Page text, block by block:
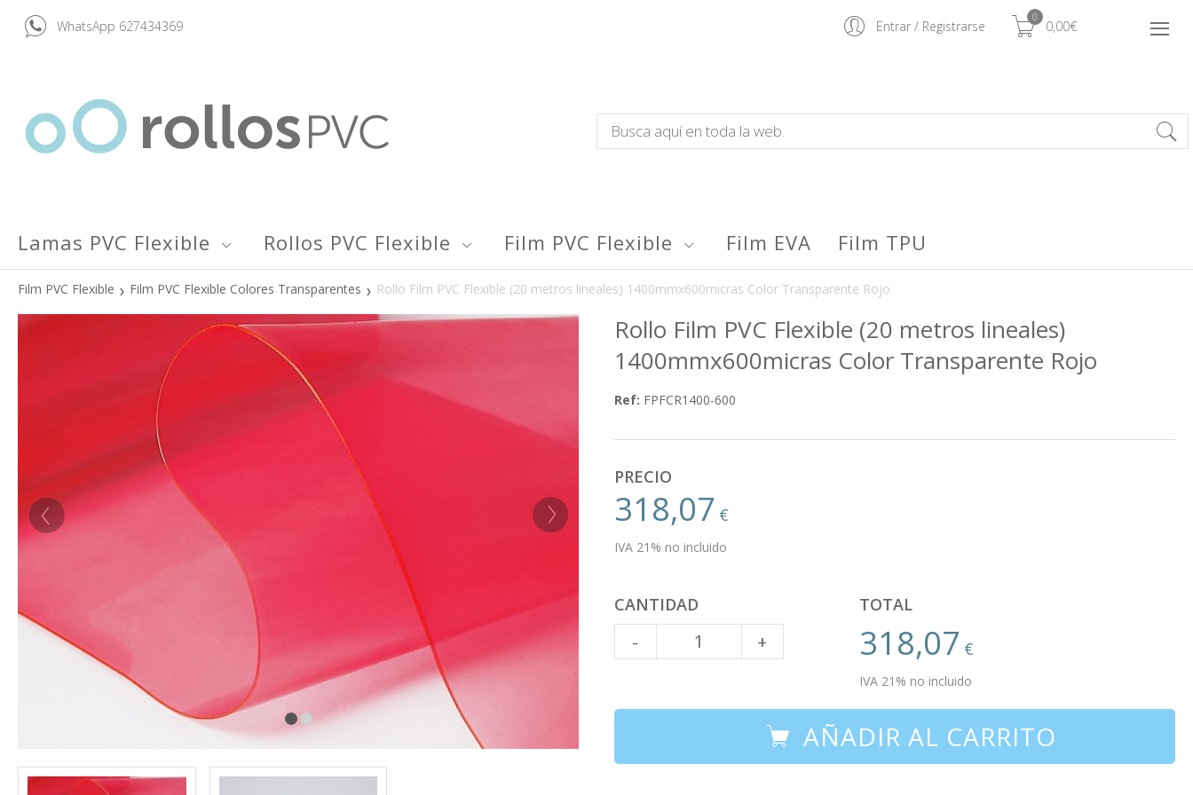
WhatsApp 627434369 Entrar/ Registrarse
0
0,00€
Lamas PVC Flexible Rollos PVC Flexible Film PVC Flexible Film EVA Film TPU
Film PVC Flexible Film PVC Flexible Colores Transparentes Rollo Film PVC Flexible (20 metros lineales) 1400mmx600micras Color Transparente Rojo
Rollo Film PVC Flexible (20 metros lineales)
1400mmx600micras Color Transparente Rojo
Ref: FPFCR1400-600
PRECIO
318,07€
IVA 21% no incluido
CANTIDAD
-
Cantidad +
TOTAL
318,07€
IVA 21% no incluido
AÑADIR AL CARRITO